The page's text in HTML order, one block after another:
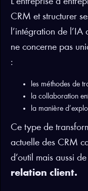
CRM et structurer
l’intégration de l’IA
ne concerne pas
:
les méthodes de
la collaboration
la manière
Ce type de
actuelle des CRM
d’outil mais aussi de
relation client.